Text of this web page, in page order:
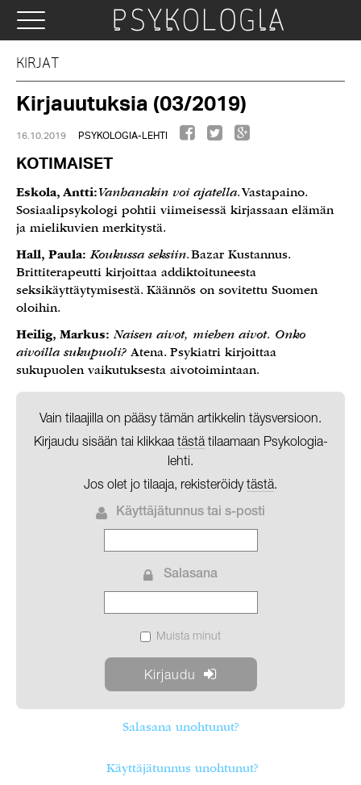
KIRJAT
Kirjauutuksia (03/2019)
16.10.2019 PSYKOLOGIA-LEHTI
KOTIMAISET
Eskola, Antti:Vanhanakin voi ajatella.Vastapaino.
Sosiaalipsykologi pohtii viimeisessä kirjassaan elämän
ja mielikuvien merkitystä.
Hall, Paula:Koukussa seksiin.Bazar Kustannus.
Brittiterapeutti kirjoittaa addiktoituneesta
seksikäyttäytymisestä. Käännös on sovitettu Suomen
oloihin.
Heilig, Markus:Naisen aivot, miehen aivot. Onko
aivoilla sukupuoli? Atena. Psykiatri kirjoittaa
sukupuolen vaikutuksesta aivotoimintaan.
Vain tilaajilla on pääsy tämän artikkelin täysversioon.
Kirjaudu sisään tai klikkaa tästätilaamaan Psykologia-
lehti.
Jos olet jo tilaaja, rekisteröidytästä.
Käyttäjätunnus tai s-posti
Salasana
Muista minut
Salasana unohtunut?
Käyttäjätunnus unohtunut?